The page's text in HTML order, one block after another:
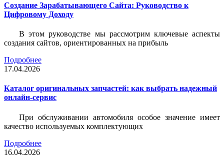
Создание Зарабатывающего Сайта: Руководство к
Цифровому Доходу
В этом руководстве мы рассмотрим ключевые аспекты
создания сайтов, ориентированных на прибыль
Подробнее
17.04.2026
Каталог оригинальных запчастей: как выбрать надежный
онлайн-сервис
При обслуживании автомобиля особое значение имеет
качество используемых комплектующих
Подробнее
16.04.2026